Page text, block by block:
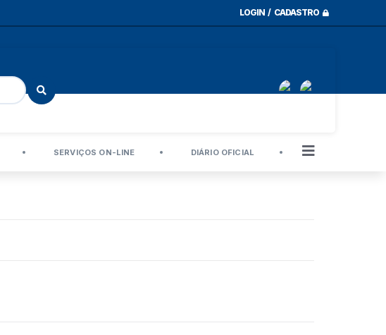
LOGIN / CADASTRO
SERVIÇOS ON-LINE DIÁRIO OFICIAL